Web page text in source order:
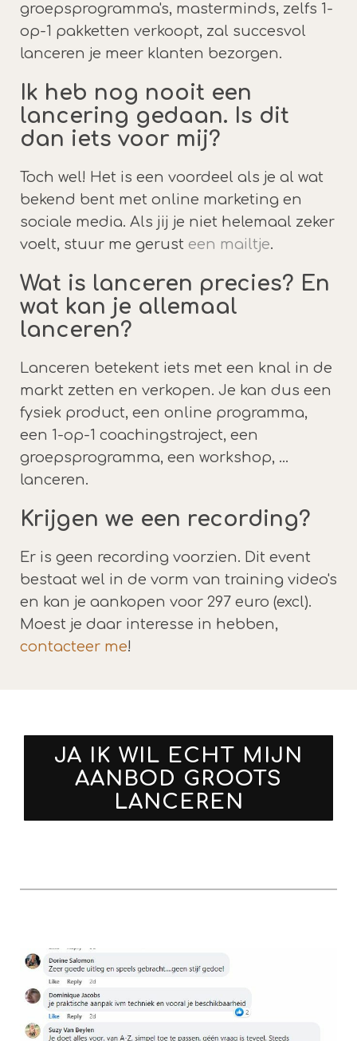
groepsprogramma's, masterminds, zelfs 1-
op-1 pakketten verkoopt, zal succesvol
lanceren je meer klanten bezorgen.
Ik heb nog nooit een
lancering gedaan. Is dit
dan iets voor mij?
Toch wel! Het is een voordeel als je al wat
bekend bent met online marketing en
sociale media. Als jij je niet helemaal zeker
voelt, stuur me gerust een mailtje.
Wat is lanceren precies? En
wat kan je allemaal
lanceren?
Lanceren betekent iets met een knal in de
markt zetten en verkopen. Je kan dus een
fysiek product, een online programma,
een 1-op-1 coachingstraject, een
groepsprogramma, een workshop, ...
lanceren.
Krijgen we een recording?
Er is geen recording voorzien. Dit event
bestaat wel in de vorm van training video's
en kan je aankopen voor 297 euro (excl).
Moest je daar interesse in hebben,
contacteer me!
JA IK WIL ECHT MIJN
AANBOD GROOTS
LANCEREN